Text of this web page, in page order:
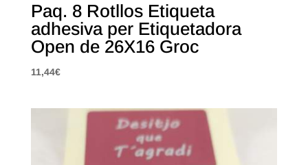
Paq. 8 Rotllos Etiqueta
adhesiva per Etiquetadora
Open de 26X16 Groc
11,44€